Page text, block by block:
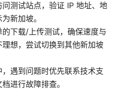
测试站点，验证 IP 地址、地
新加坡。
下载/上传测试，确保速度与
想，尝试切换到其他新加坡
遇到问题时优先联系技术支
进行故障排查。